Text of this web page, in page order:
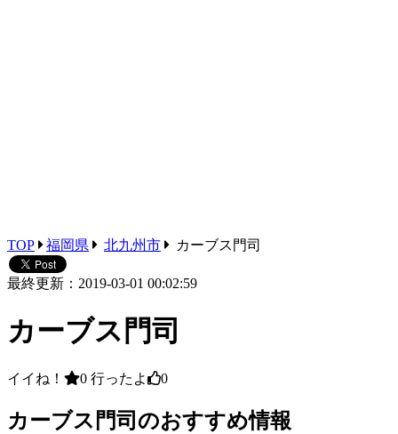
TOP 福岡県 北九州市 カーブス門司
最終更新：2019-03-01 00:02:59
カーブス門司
イイね！ 0 行ったよ 0
カーブス門司のおすすめ情報